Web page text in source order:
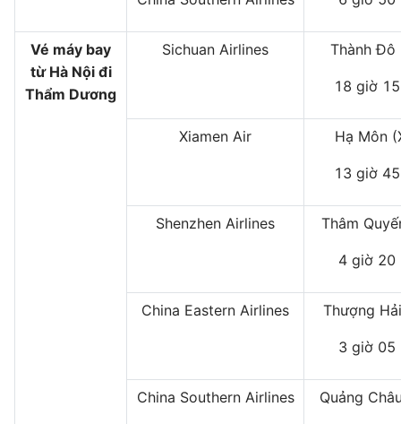
Vé máy bay
từ Hà Nội đi
Thẩm Dương
Sichuan Airlines Thành Đô
18 giờ
Xiamen Air Hạ Môn
13 giờ
Shenzhen Airlines Thâm
4 giờ 20
China Eastern Airlines Thượng
3 giờ 05
China Southern Airlines Quảng